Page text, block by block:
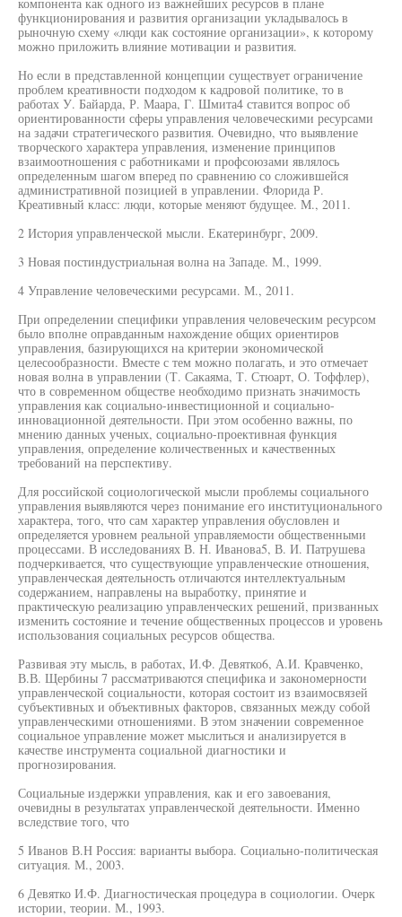
функционирования и развития организации укладывалось в
рыночную схему «люди как состояние организации», к которому
можно приложить влияние мотивации и развития.
Но если в представленной концепции существует ограничение
проблем креативности подходом к кадровой политике, то в
работах У. Байарда, Р. Маара, Г. Шмита4 ставится вопрос об
ориентированности сферы управления человеческими ресурсами
на задачи стратегического развития. Очевидно, что выявление
творческого характера управления, изменение принципов
взаимоотношения с работниками и профсоюзами являлось
определенным шагом вперед по сравнению со сложившейся
административной позицией в управлении. Флорида Р.
Креативный класс: люди, которые меняют будущее. М., 2011.
2 История управленческой мысли. Екатеринбург, 2009.
3 Новая постиндустриальная волна на Западе. М., 1999.
4 Управление человеческими ресурсами. М., 2011.
При определении специфики управления человеческим ресурсом
было вполне оправданным нахождение общих ориентиров
управления, базирующихся на критерии экономической
целесообразности. Вместе с тем можно полагать, и это отмечает
новая волна в управлении (Т. Сакаяма, Т. Стюарт, О. Тоффлер),
что в современном обществе необходимо признать значимость
управления как социально-инвестиционной и социально-
инновационной деятельности. При этом особенно важны, по
мнению данных ученых, социально-проективная функция
управления, определение количественных и качественных
требований на перспективу.
Для российской социологической мысли проблемы социального
управления выявляются через понимание его институционального
характера, того, что сам характер управления обусловлен и
определяется уровнем реальной управляемости общественными
процессами. В исследованиях В. Н. Иванова5, В. И. Патрушева
подчеркивается, что существующие управленческие отношения,
управленческая деятельность отличаются интеллектуальным
содержанием, направлены на выработку, принятие и
практическую реализацию управленческих решений, призванных
изменить состояние и течение общественных процессов и уровень
использования социальных ресурсов общества.
Развивая эту мысль, в работах, И.Ф. Девятко6, А.И. Кравченко,
В.В. Щербины 7 рассматриваются специфика и закономерности
управленческой социальности, которая состоит из взаимосвязей
субъективных и объективных факторов, связанных между собой
управленческими отношениями. В этом значении современное
социальное управление может мыслиться и анализируется в
качестве инструмента социальной диагностики и
прогнозирования.
Социальные издержки управления, как и его завоевания,
очевидны в результатах управленческой деятельности. Именно
вследствие того, что
5 Иванов В.Н Россия: варианты выбора. Социально-политическая
ситуация. М., 2003.
6 Девятко И.Ф. Диагностическая процедура в социологии. Очерк
истории, теории. М., 1993.